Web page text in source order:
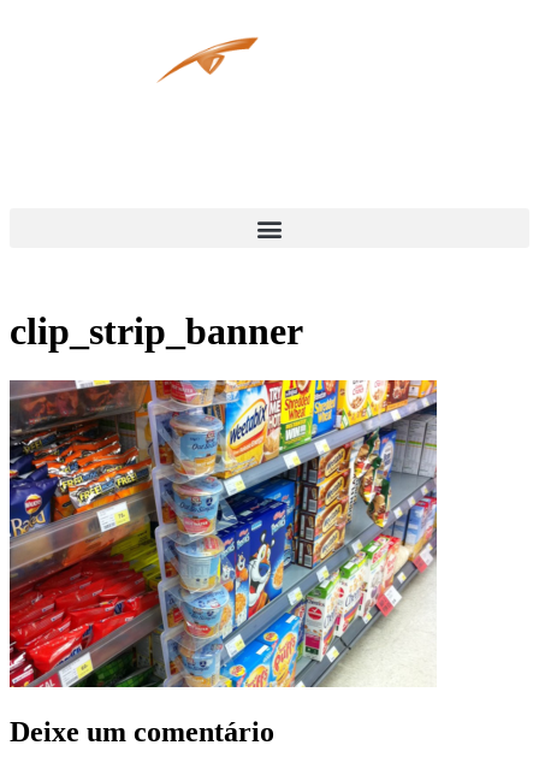
clip_strip_banner
Deixe um comentário